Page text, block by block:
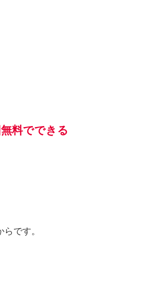
料でできる
です。